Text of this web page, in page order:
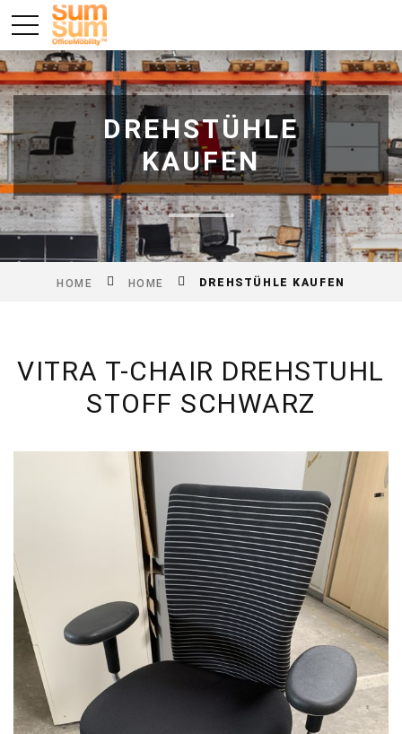
DREHSTÜHLE
KAUFEN
HOME HOME DREHSTÜHLE KAUFEN
VITRA T-CHAIR DREHSTUHL
STOFF SCHWARZ